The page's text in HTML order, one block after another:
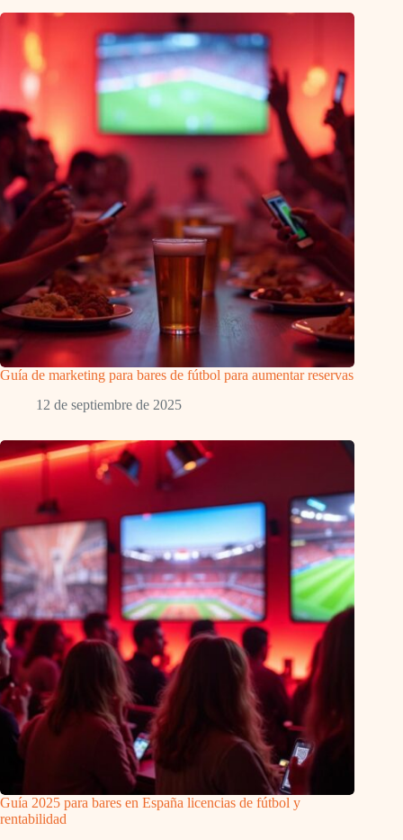
Guía de marketing para bares de fútbol para aumentar reservas
12 de septiembre de 2025
Guía 2025 para bares en España licencias de fútbol y
rentabilidad